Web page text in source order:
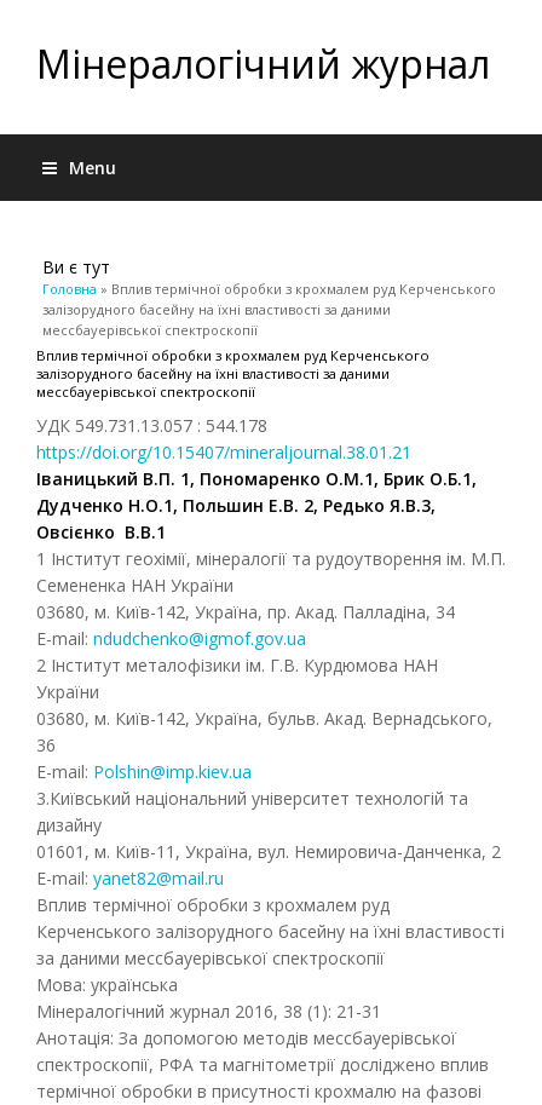
Мінералогічний журнал
Menu
Ви є тут
Головна » Вплив термічної обробки з крохмалем руд Керченського
залізорудного басейну на їхні властивості за даними
мессбауерівської спектроскопії
Вплив термічної обробки з крохмалем руд Керченського
залізорудного басейну на їхні властивості за даними
мессбауерівської спектроскопії
УДК 549.731.13.057 : 544.178
https://doi.org/10.15407/mineraljournal.38.01.21
Іваницький В.П. 1, Пономаренко О.М.1, Брик О.Б.1,
Дудченко Н.О.1, Польшин Е.В. 2, Редько Я.В.3,
Овсієнко В.В.1
1 Інститут геохімії, мінералогії та рудоутворення ім. М.П.
Семененка НАН України
03680, м. Київ-142, Україна, пр. Акад. Палладіна, 34
E-mail: ndudchenko@igmof.gov.ua
2 Інститут металофізики ім. Г.В. Курдюмова НАН
України
03680, м. Київ-142, Україна, бульв. Акад. Вернадського,
36
E-mail: Polshin@imp.kiev.ua
3.Київський національний університет технологій та
дизайну
01601, м. Київ-11, Україна, вул. Немировича-Данченка, 2
E-mail: yanet82@mail.ru
Вплив термічної обробки з крохмалем руд
Керченського залізорудного басейну на їхні властивості
за даними мессбауерівської спектроскопії
Мова: українська
Мінералогічний журнал 2016, 38 (1): 21-31
Анотація: За допомогою методів мессбауерівської
спектроскопії, РФА та магнітометрії досліджено вплив
термічної обробки в присутності крохмалю на фазові